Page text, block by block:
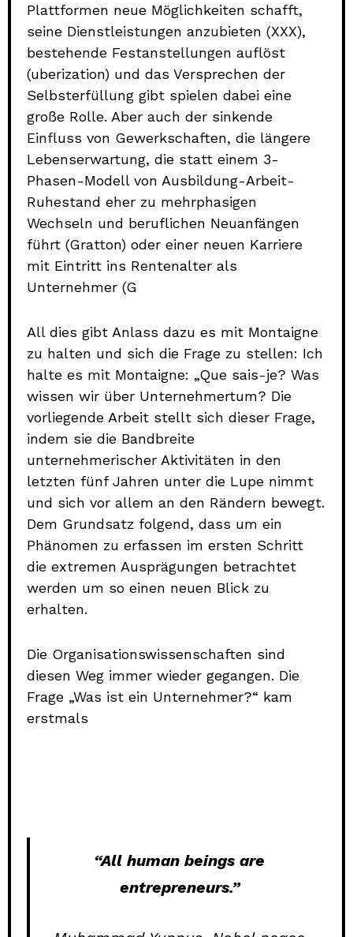
Plattformen neue Möglichkeiten schafft,
seine Dienstleistungen anzubieten (XXX),
bestehende Festanstellungen auflöst
(uberization) und das Versprechen der
Selbsterfüllung gibt spielen dabei eine
große Rolle. Aber auch der sinkende
Einfluss von Gewerkschaften, die längere
Lebenserwartung, die statt einem 3-
Phasen-Modell von Ausbildung-Arbeit-
Ruhestand eher zu mehrphasigen
Wechseln und beruflichen Neuanfängen
führt (Gratton) oder einer neuen Karriere
mit Eintritt ins Rentenalter als
Unternehmer (G
All dies gibt Anlass dazu es mit Montaigne
zu halten und sich die Frage zu stellen: Ich
halte es mit Montaigne: „Que sais-je? Was
wissen wir über Unternehmertum? Die
vorliegende Arbeit stellt sich dieser Frage,
indem sie die Bandbreite
unternehmerischer Aktivitäten in den
letzten fünf Jahren unter die Lupe nimmt
und sich vor allem an den Rändern bewegt.
Dem Grundsatz folgend, dass um ein
Phänomen zu erfassen im ersten Schritt
die extremen Ausprägungen betrachtet
werden um so einen neuen Blick zu
erhalten.
Die Organisationswissenschaften sind
diesen Weg immer wieder gegangen. Die
Frage „Was ist ein Unternehmer?“ kam
erstmals
“All human beings are
entrepreneurs.”